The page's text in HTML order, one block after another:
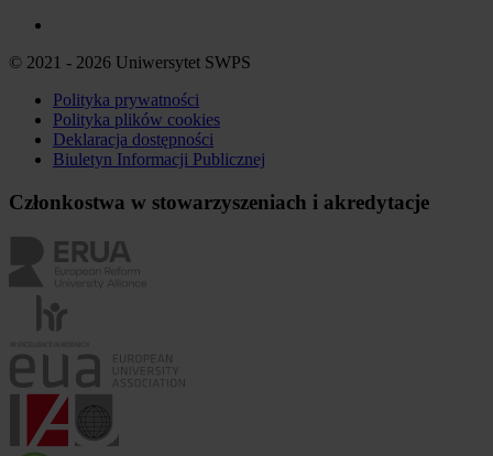
© 2021 - 2026 Uniwersytet SWPS
Polityka prywatności
Polityka plików cookies
Deklaracja dostępności
Biuletyn Informacji Publicznej
Członkostwa w stowarzyszeniach i akredytacje